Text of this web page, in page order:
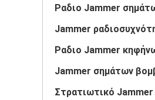
Ραδιο Jammer
Jammer
Ραδιο Jammer
Jammer σημάτων
Στρατιωτικό